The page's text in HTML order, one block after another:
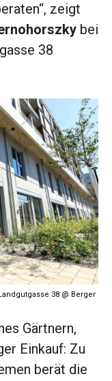
zeigt
bei
38
38 @ Berger
Gärtnern,
Einkauf: Zu
berät die